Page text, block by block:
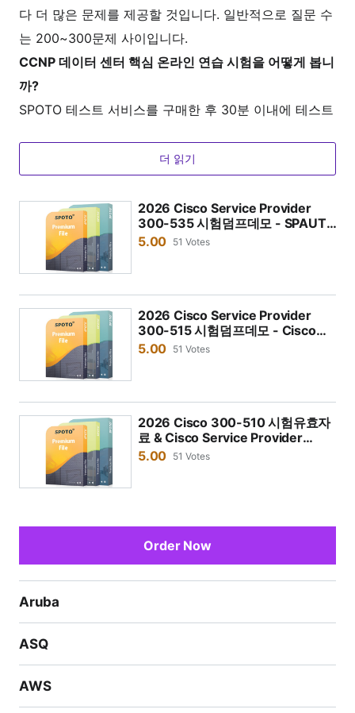
다 더 많은 문제를 제공할 것입니다. 일반적으로 질문 수
는 200~300문제 사이입니다.
CCNP 데이터 센터 핵심 온라인 연습 시험을 어떻게 봅니
까?
SPOTO 테스트 서비스를 구매한 후 30분 이내에 테스트
제공하는 사이트 운영 절차에 따라 모의 테스트에 참여
이 Cisco 시험 덤프는 원격 학습에 적합합니까?
네, 우리는 원격 학습을 지원합니다. SPOTO는 언제 어
디서나 로그인하여 시험 질문을 연습할 수 있는 온라인
모의 테스트 시스템을 제공합니다.
CCNP 데이터 센터 핵심 시험 덤프를 사용하면 자격증 시
험에 합격할 수 있습니까?
SPOTO는 100% 진짜 시험 질문과 답변을 제공하며, 시
험 준비를 위한 최고의 연습 자료입니다. 시험 질문과 답
더 읽기
2026 Cisco Service Provider
300-535 시험덤프데모 - SPAUTO
300-535 시험덤프데모
5.00 51 Votes
2026 Cisco Service Provider
300-515 시험덤프데모 - Cisco
Service Provider 300-515 시험덤
5.00 51 Votes
2026 Cisco 300-510 시험유효자
료 & Cisco Service Provider
300-510 덤프자료
5.00 51 Votes
Order Now
Aruba
ASQ
AWS